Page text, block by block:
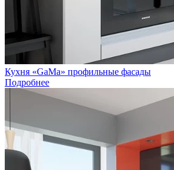
Кухня «GaMa» профильные фасады
Подробнее